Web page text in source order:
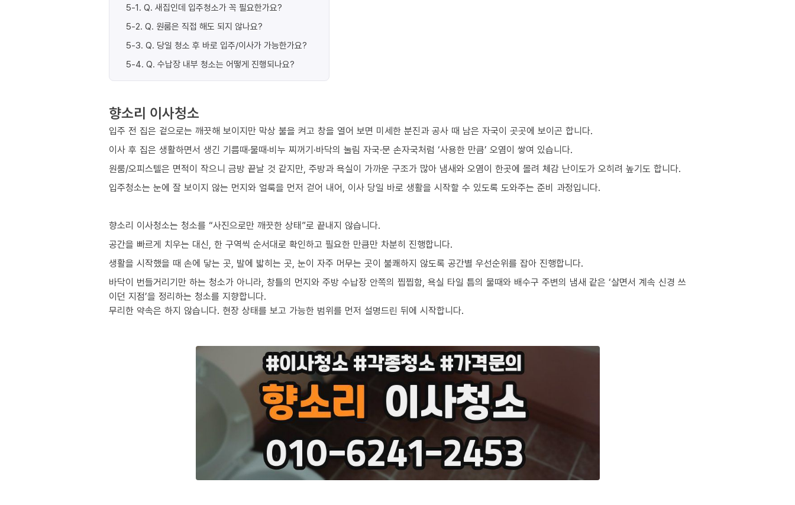
5-1. Q. 새집인데 입주청소가 꼭 필요한가요?
5-2. Q. 원룸은 직접 해도 되지 않나요?
5-3. Q. 당일 청소 후 바로 입주/이사가 가능한가요?
5-4. Q. 수납장 내부 청소는 어떻게 진행되나요?
향소리 이사청소
입주 전 집은 겉으로는 깨끗해 보이지만 막상 불을 켜고 창을 열어 보면 미세한 분진과 공사 때 남은 자국이 곳곳에 보이곤 합니다.
이사 후 집은 생활하면서 생긴 기름때·물때·비누 찌꺼기·바닥의 눌림 자국·문 손자국처럼 ‘사용한 만큼’ 오염이 쌓여 있습니다.
원룸/오피스텔은 면적이 작으니 금방 끝날 것 같지만, 주방과 욕실이 가까운 구조가 많아 냄새와 오염이 한곳에 몰려 체감 난이도가 오히려 높기도 합니다.
입주청소는 눈에 잘 보이지 않는 먼지와 얼룩을 먼저 걷어 내어, 이사 당일 바로 생활을 시작할 수 있도록 도와주는 준비 과정입니다.
향소리 이사청소는 청소를 “사진으로만 깨끗한 상태”로 끝내지 않습니다.
공간을 빠르게 치우는 대신, 한 구역씩 순서대로 확인하고 필요한 만큼만 차분히 진행합니다.
생활을 시작했을 때 손에 닿는 곳, 발에 밟히는 곳, 눈이 자주 머무는 곳이 불쾌하지 않도록 공간별 우선순위를 잡아 진행합니다.
바닥이 번들거리기만 하는 청소가 아니라, 창틀의 먼지와 주방 수납장 안쪽의 찝찝함, 욕실 타일 틈의 물때와 배수구 주변의 냄새 같은 ‘살면서 계속 신경 쓰
이던 지점’을 정리하는 청소를 지향합니다.
무리한 약속은 하지 않습니다. 현장 상태를 보고 가능한 범위를 먼저 설명드린 뒤에 시작합니다.